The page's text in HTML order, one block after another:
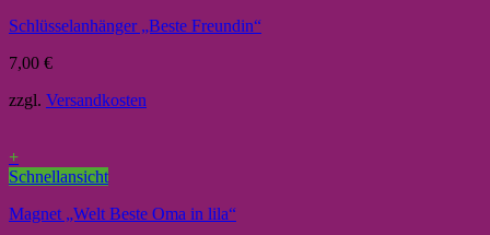
Schlüsselanhänger „Beste Freundin“
7,00 €
zzgl. Versandkosten
+
Schnellansicht
Magnet „Welt Beste Oma in lila“